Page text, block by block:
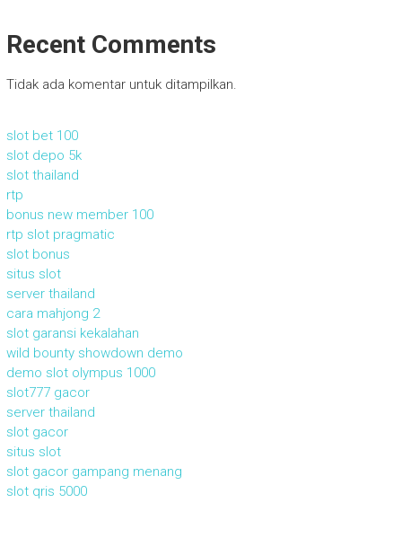
Recent Comments
Tidak ada komentar untuk ditampilkan.
slot bet 100
slot depo 5k
slot thailand
rtp
bonus new member 100
rtp slot pragmatic
slot bonus
situs slot
server thailand
cara mahjong 2
slot garansi kekalahan
wild bounty showdown demo
demo slot olympus 1000
slot777 gacor
server thailand
slot gacor
situs slot
slot gacor gampang menang
slot qris 5000